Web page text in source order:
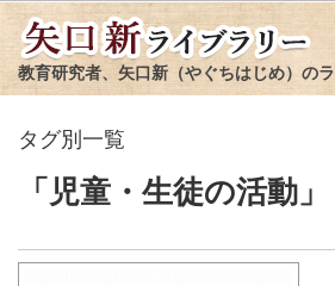
教育研究者、矢口新（やぐちはじめ）のラ
タグ別一覧
「児童・生徒の活動」